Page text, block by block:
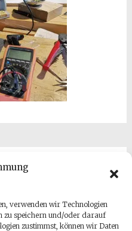
verwenden wir Technologien
zu speichern und/oder darauf
zustimmst, können wir Daten